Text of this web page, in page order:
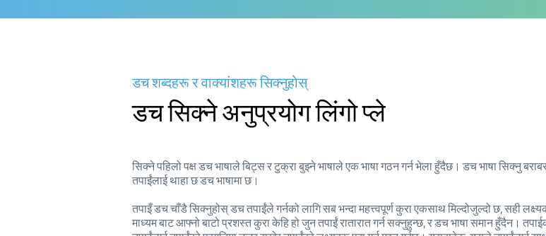
डच शब्दहरू र वाक्यांशहरू सिक्नुहोस्
डच सिक्ने अनुप्रयोग लिंगो प्ले
सिक्ने पहिलो पक्ष डच भाषाले बिट्स र टुक्रा बुझ्ने भाषाले एक भाषा गठन गर्न भेला हुँदैछ। डच भाषा सिक्नु
तपाईंलाई थाहा छ डच भाषामा छ।
तपाइँ डच चाँडै सिक्नुहोस् डच तपाईंले गर्नको लागि सब भन्दा महत्त्वपूर्ण कुरा एकसाथ मिल्दोजुल्दो छ, सही
माध्यम बाट आफ्नो बाटो प्रशस्त कुरा केहि हो जुन तपाईं रातारात गर्न सक्नुहुन्छ, र डच भाषा समान हुँदैन।